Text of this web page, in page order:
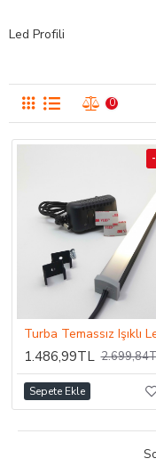
Led Profili
0
1.486,99TL
Sepete Ekle